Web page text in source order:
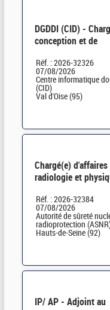
DGDDI (CID) -
conception et de
Réf. : 2026-32326
07/08/2026
Centre informatique
(CID)
Val d'Oise (95)
Chargé(e) d'affaires
radiologie et
Réf. : 2026-32384
07/08/2026
Autorité de sûreté
radioprotection
Hauts-de-Seine (92)
IP/ AP - Adjoint au